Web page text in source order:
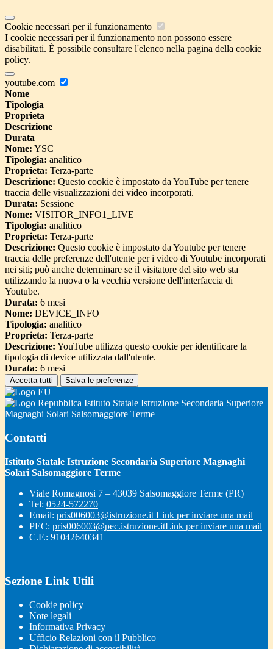
Cookie necessari per il funzionamento
I cookie necessari per il funzionamento non possono essere
disabilitati. È possibile consultare l'elenco nella pagina della cookie
policy.
youtube.com
Nome
Tipologia
Proprieta
Descrizione
Durata
Nome: YSC
Tipologia: analitico
Proprieta: Terza-parte
Descrizione: Questo cookie è impostato da YouTube per tenere
traccia delle visualizzazioni dei video incorporati.
Durata: Sessione
Nome: VISITOR_INFO1_LIVE
Tipologia: analitico
Proprieta: Terza-parte
Descrizione: Questo cookie è impostato da Youtube per tenere
traccia delle preferenze dell'utente per i video di Youtube incorporati
nei siti; può anche determinare se il visitatore del sito web sta
utilizzando la nuova o la vecchia versione dell'interfaccia di
Youtube.
Durata: 6 mesi
Nome: DEVICE_INFO
Tipologia: analitico
Proprieta: Terza-parte
Descrizione: YouTube utilizza questo cookie per identificare la
tipologia di device utilizzata dall'utente.
Durata: 6 mesi
Accetta tutti Salva le preferenze
Istituto Statale Istruzione Secondaria Superiore
Magnaghi Solari Salsomaggiore Terme
Contatti
Istituto Statale Istruzione Secondaria Superiore Magnaghi
Solari Salsomaggiore Terme
Viale Romagnosi 7 – 43039 Salsomaggiore Terme (PR)
Tel: 0524-572270
Email: pris006003@istruzione.it Link per inviare una mail
PEC: pris006003@pec.istruzione.itLink per inviare una mail
C.F.: 91042640341
Sezione Link Utili
Cookie policy
Note legali
Informativa Privacy
Ufficio Relazioni con il Pubblico